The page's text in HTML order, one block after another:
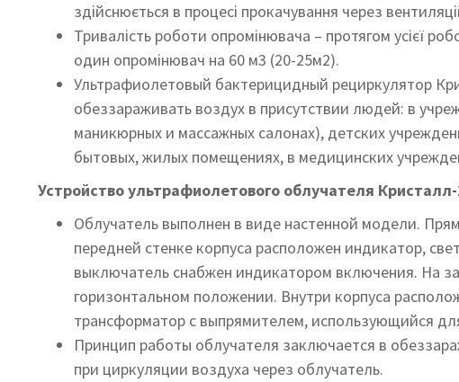
здійснюється в процесі прокачування через
Тривалість роботи опромінювача – протягом усієї
один опромінювач на 60 м3 (20-25м2).
Ультрафиолетовый бактерицидный рециркулятор
обеззараживать воздух в присутствии людей: в
маникюрных и массажных салонах), детских
бытовых, жилых помещениях, в медицинских
Устройство ультрафиолетового облучателя
Облучатель выполнен в виде настенной модели.
передней стенке корпуса расположен индикатор,
выключатель снабжен индикатором включения. На
горизонтальном положении. Внутри корпуса
трансформатор с выпрямителем, использующийся
Принцип работы облучателя заключается в
при циркуляции воздуха через облучатель.